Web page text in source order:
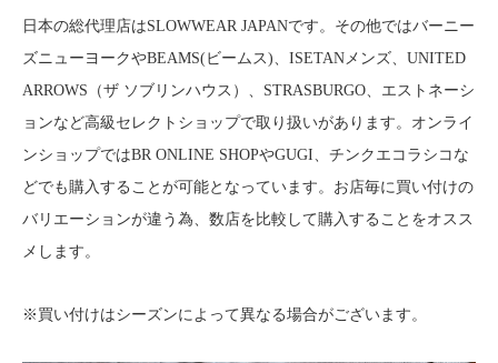
日本の総代理店はSLOWWEAR JAPANです。その他ではバーニー
ズニューヨークやBEAMS(ビームス)、ISETANメンズ、UNITED
ARROWS（ザ ソブリンハウス）、STRASBURGO、エストネーシ
ョンなど高級セレクトショップで取り扱いがあります。オンライ
ンショップではBR ONLINE SHOPやGUGI、チンクエコラシコな
どでも購入することが可能となっています。お店毎に買い付けの
バリエーションが違う為、数店を比較して購入することをオスス
メします。
※買い付けはシーズンによって異なる場合がございます。